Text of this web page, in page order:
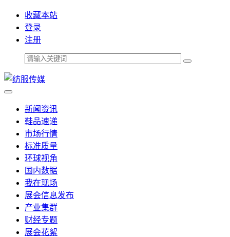
收藏本站
登录
注册
新闻资讯
鞋品速递
市场行情
标准质量
环球视角
国内数据
我在现场
展会信息发布
产业集群
财经专题
展会花絮